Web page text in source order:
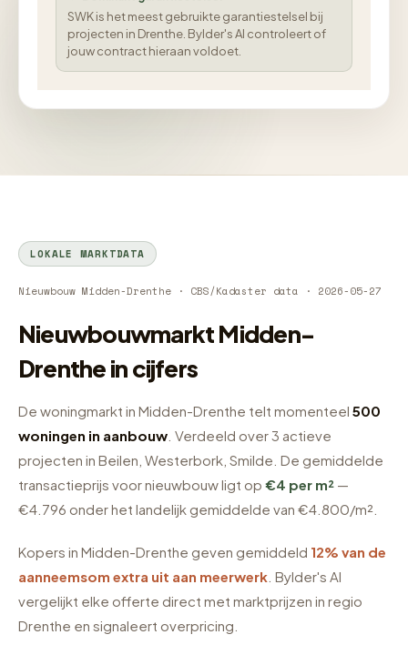
SWK is het meest gebruikte garantiestelsel bij
projecten in Drenthe. Bylder's AI controleert of
jouw contract hieraan voldoet.
LOKALE MARKTDATA
Nieuwbouw Midden-Drenthe · CBS/Kadaster data · 2026-05-27
Nieuwbouwmarkt Midden-
Drenthe in cijfers
De woningmarkt in Midden-Drenthe telt momenteel 500
woningen in aanbouw . Verdeeld over 3 actieve
projecten in Beilen, Westerbork, Smilde. De gemiddelde
transactieprijs voor nieuwbouw ligt op €4 per m² —
€4.796 onder het landelijk gemiddelde van €4.800/m².
Kopers in Midden-Drenthe geven gemiddeld 12% van de
aanneemsom extra uit aan meerwerk . Bylder's AI
vergelijkt elke offerte direct met marktprijzen in regio
Drenthe en signaleert overpricing.